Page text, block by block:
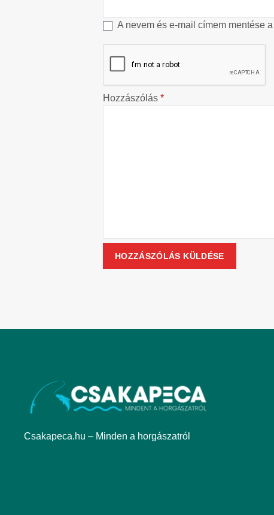
A nevem és e-mail címem mentése
Hozzászólás *
Csakapeca.hu – Minden a horgászatról